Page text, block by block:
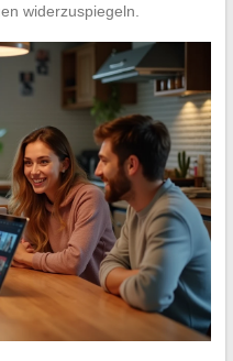
widerzuspiegeln.